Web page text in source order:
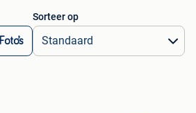
Foto’s
Sorteer op